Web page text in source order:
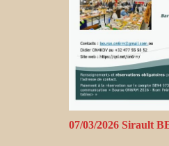
07/03/2026 Sirault